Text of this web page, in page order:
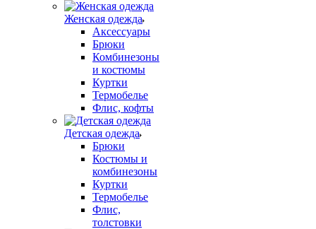
Женская одежда
Аксессуары
Брюки
Комбинезоны
и костюмы
Куртки
Термобелье
Флис, кофты
Детская одежда
Брюки
Костюмы и
комбинезоны
Куртки
Термобелье
Флис,
толстовки